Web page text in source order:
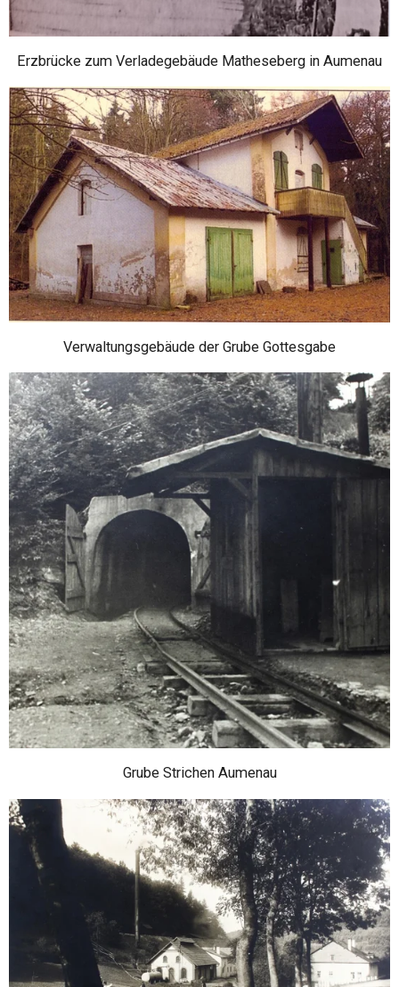
Erzbrücke zum Verladegebäude Matheseberg in Aumenau
Verwaltungsgebäude der Grube Gottesgabe
Grube Strichen Aumenau